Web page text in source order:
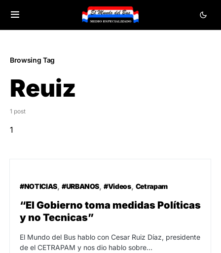
Browsing Tag
Reuiz
1 post
1
#NOTICIAS #URBANOS #Videos Cetrapam
“El Gobierno toma medidas Políticas
y no Tecnicas”
El Mundo del Bus hablo con Cesar Ruiz Díaz, presidente
de el CETRAPAM y nos dio hablo sobre…